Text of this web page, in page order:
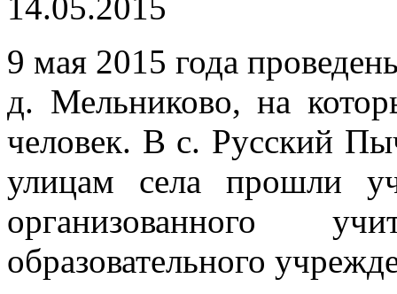
9 мая 2015 года
д. Мельниково, на
человек. В с. Русский
улицам села прошли
организованного
образовательного